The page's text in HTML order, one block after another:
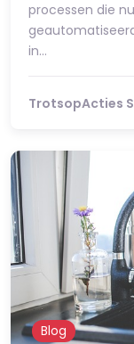
processen die
in…
TrotsopActies
Blog